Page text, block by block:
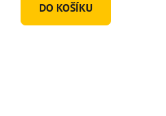
DO KOŠÍKU